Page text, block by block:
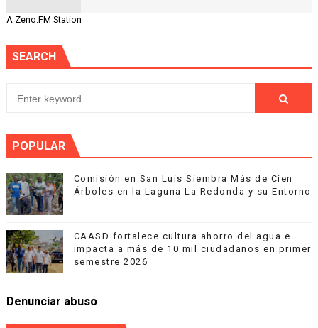
A Zeno.FM Station
SEARCH
POPULAR
Comisión en San Luis Siembra Más de Cien
Árboles en la Laguna La Redonda y su Entorno
CAASD fortalece cultura ahorro del agua e
impacta a más de 10 mil ciudadanos en primer
semestre 2026
Denunciar abuso